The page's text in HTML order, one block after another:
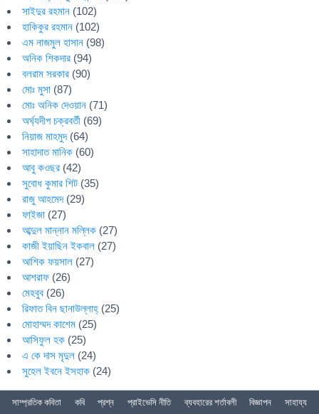
সাইদুর রহমান (102)
হাকিকুর রহমান (102)
এম নাজমুল হাসান (98)
অনিক শিকদার (94)
বলরাম সরকার (90)
মোঃ মুসা (87)
মোঃ অনিক দেওয়ান (71)
অর্ঘ্যদীপ চক্রবর্তী (69)
নিয়াজ মাহমুদ(64)
সাহাদাত মানিক (60)
আবু কওছর (42)
সুবোধ কুমার শিট (35)
রাজু আহমেদ(29)
ফাইজা (27)
আব্দুল মান্নান মল্লিক (27)
কাজী ইয়াছিন ইকবাল (27)
আশিক ফয়সাল (27)
আশরাফ (26)
মেহবুব (26)
রিফাত বিন ছানাউল্লাহ্ (25)
মোহাম্মদ কাশেম (25)
আসিফুল হক (25)
এ কে দাস মৃদুল (24)
সুহেল ইবনে ইসহাক (24)
সাম্প্রতিক কবিতা কবি প্রশ্ন প্রাইভেসি নীতি ব্যবহারের শর্তাবলী বিজ্ঞাপন সাহায্য